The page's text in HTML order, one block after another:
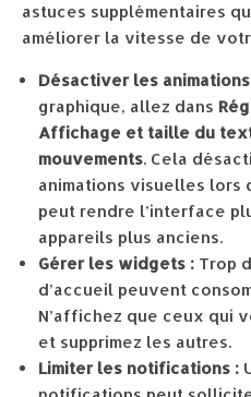
astuces supplémentaires
améliorer la vitesse de
Désactiver les
graphique, allez dans
Affichage et taille du
mouvements. Cela
animations visuelles lors
peut rendre l’interface
appareils plus anciens.
Gérer les widgets : Trop
d’accueil peuvent
N’affichez que ceux qui
et supprimez les autres.
Limiter les notifications :